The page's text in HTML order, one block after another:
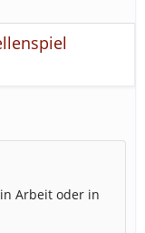
Arbeit oder in